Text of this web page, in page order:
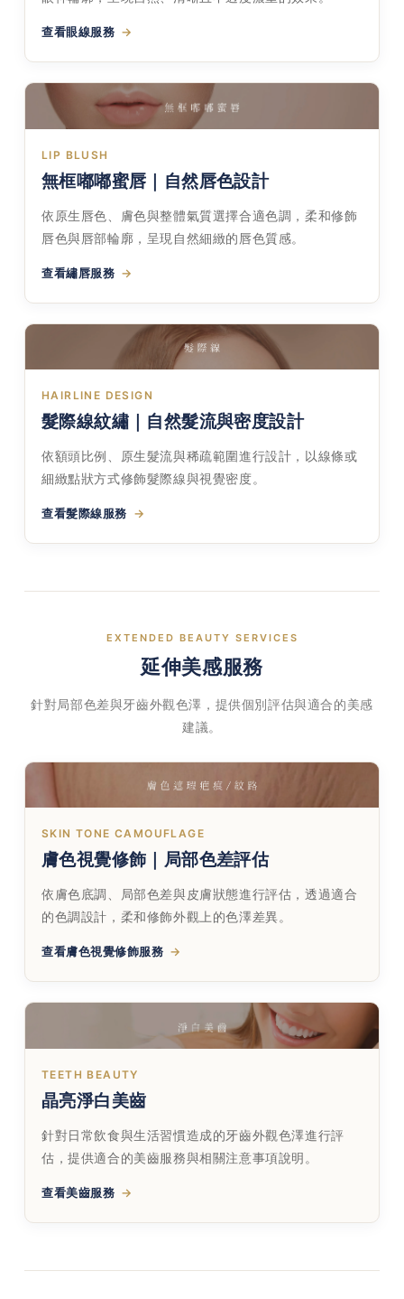
查看眼線服務
LIP BLUSH
無框嘟嘟蜜唇｜自然唇色設計
依原生唇色、膚色與整體氣質選擇合適色調，柔和修飾
唇色與唇部輪廓，呈現自然細緻的唇色質感。
查看繡唇服務
HAIRLINE DESIGN
髮際線紋繡｜自然髮流與密度設計
依額頭比例、原生髮流與稀疏範圍進行設計，以線條或
細緻點狀方式修飾髮際線與視覺密度。
查看髮際線服務
EXTENDED BEAUTY SERVICES
延伸美感服務
針對局部色差與牙齒外觀色澤，提供個別評估與適合的美感
建議。
SKIN TONE CAMOUFLAGE
膚色視覺修飾｜局部色差評估
依膚色底調、局部色差與皮膚狀態進行評估，透過適合
的色調設計，柔和修飾外觀上的色澤差異。
查看膚色視覺修飾服務
TEETH BEAUTY
晶亮淨白美齒
針對日常飲食與生活習慣造成的牙齒外觀色澤進行評
估，提供適合的美齒服務與相關注意事項說明。
查看美齒服務